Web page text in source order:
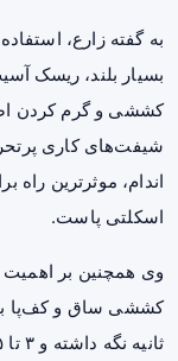
به گفته زارع،
بسیار بلند، ریسک
کششی و گرم کردن
شیفت‌های کاری
اندام، موثرترین
اسکلتی پاست.
وی همچنین بر اهمیت